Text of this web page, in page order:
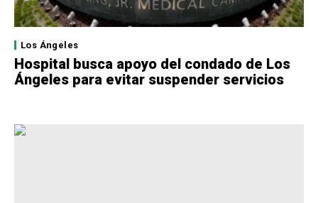
Los Ángeles
Hospital busca apoyo del condado de Los
Ángeles para evitar suspender servicios